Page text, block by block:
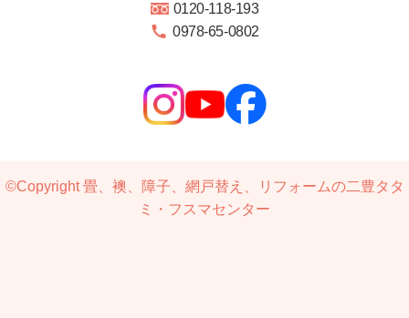
0120-118-193
0978-65-0802
©Copyright畳、襖、障子、網戸替え、リフォームの二豊タタ
ミ・フスマセンター